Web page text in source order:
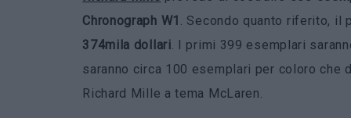
Chronograph W1
. Secondo quanto riferito,
374mila dollari . I primi 399 esemplari
saranno circa 100 esemplari per coloro
Richard Mille a tema McLaren.